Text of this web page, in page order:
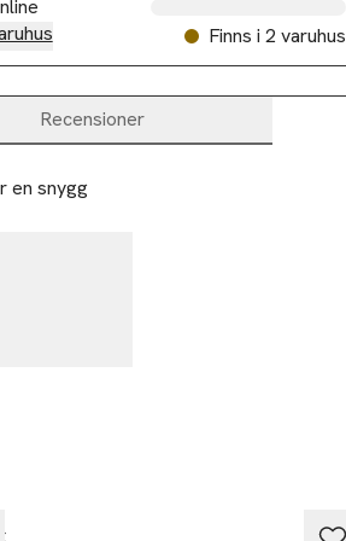
Finns i 2 varuhus
Recensioner
en snygg